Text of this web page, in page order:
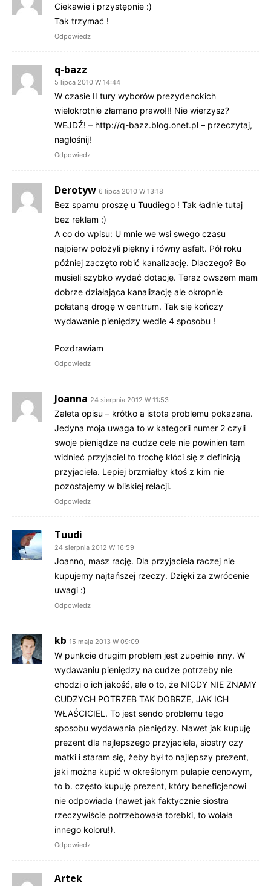
Ciekawie i przystępnie :)
Tak trzymać !
Odpowiedz
q-bazz
5 lipca 2010 W 14:44
W czasie II tury wyborów prezydenckich
wielokrotnie złamano prawo!!! Nie wierzysz?
WEJDŹ! – http://q-bazz.blog.onet.pl – przeczytaj,
nagłośnij!
Odpowiedz
Derotyw 6 lipca 2010 W 13:18
Bez spamu proszę u Tuudiego ! Tak ładnie tutaj
bez reklam :)
A co do wpisu: U mnie we wsi swego czasu
najpierw położyli piękny i równy asfalt. Pół roku
później zaczęto robić kanalizację. Dlaczego? Bo
musieli szybko wydać dotację. Teraz owszem mam
dobrze działająca kanalizację ale okropnie
połataną drogę w centrum. Tak się kończy
wydawanie pieniędzy wedle 4 sposobu !
Pozdrawiam
Odpowiedz
Joanna 24 sierpnia 2012 W 11:53
Zaleta opisu – krótko a istota problemu pokazana.
Jedyna moja uwaga to w kategorii numer 2 czyli
swoje pieniądze na cudze cele nie powinien tam
widnieć przyjaciel to trochę kłóci się z definicją
przyjaciela. Lepiej brzmiałby ktoś z kim nie
pozostajemy w bliskiej relacji.
Odpowiedz
Tuudi
24 sierpnia 2012 W 16:59
Joanno, masz rację. Dla przyjaciela raczej nie
kupujemy najtańszej rzeczy. Dzięki za zwrócenie
uwagi :)
Odpowiedz
kb 15 maja 2013 W 09:09
W punkcie drugim problem jest zupełnie inny. W
wydawaniu pieniędzy na cudze potrzeby nie
chodzi o ich jakość, ale o to, że NIGDY NIE ZNAMY
CUDZYCH POTRZEB TAK DOBRZE, JAK ICH
WŁAŚCICIEL. To jest sendo problemu tego
sposobu wydawania pieniędzy. Nawet jak kupuję
prezent dla najlepszego przyjaciela, siostry czy
matki i staram się, żeby był to najlepszy prezent,
jaki można kupić w określonym pułapie cenowym,
to b. często kupuję prezent, który beneficjenowi
nie odpowiada (nawet jak faktycznie siostra
rzeczywiście potrzebowała torebki, to wolała
innego koloru!).
Odpowiedz
Artek